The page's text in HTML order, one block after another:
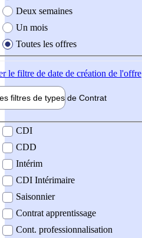
Deux semaines
Un mois
Toutes les offres
le filtre de date de création de l'offre
filtres de types de Contrat
contrat
CDI
CDD
Intérim
CDI Intérimaire
Saisonnier
Contrat apprentissage
Cont. professionnalisation